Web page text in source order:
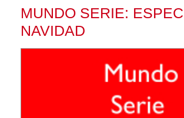
MUNDO SERIE:
NAVIDAD